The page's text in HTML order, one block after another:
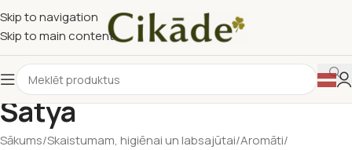
Skip to navigation
Skip to main content
Satya
Sākums/Skaistumam, higiēnai un labsajūtai/Aromāti/